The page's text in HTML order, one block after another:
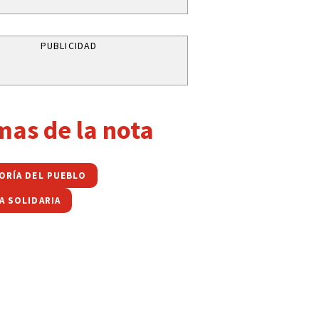
PUBLICIDAD
de la nota
DEL PUEBLO
SOLIDARIA